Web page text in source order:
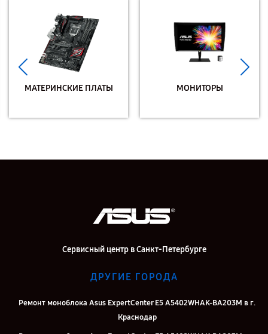
МАТЕРИНСКИЕ ПЛАТЫ МОНИТОРЫ
Сервисный центр в Санкт-Петербурге
ДРУГИЕ ГОРОДА
Ремонт моноблока Asus ExpertCenter E5 A5402WHAK-BA203M в г.
Краснодар